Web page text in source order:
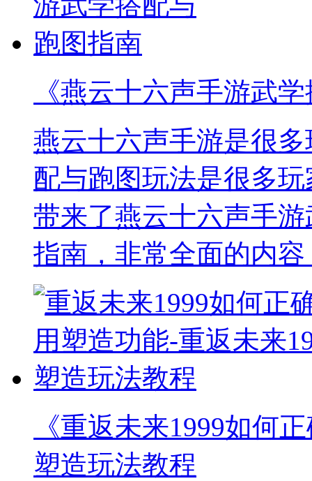
《燕云十六声手游武
燕云十六声手游是很
配与跑图玩法是很多
带来了燕云十六声手
指南，非常全面的内
《重返未来1999如何
塑造玩法教程